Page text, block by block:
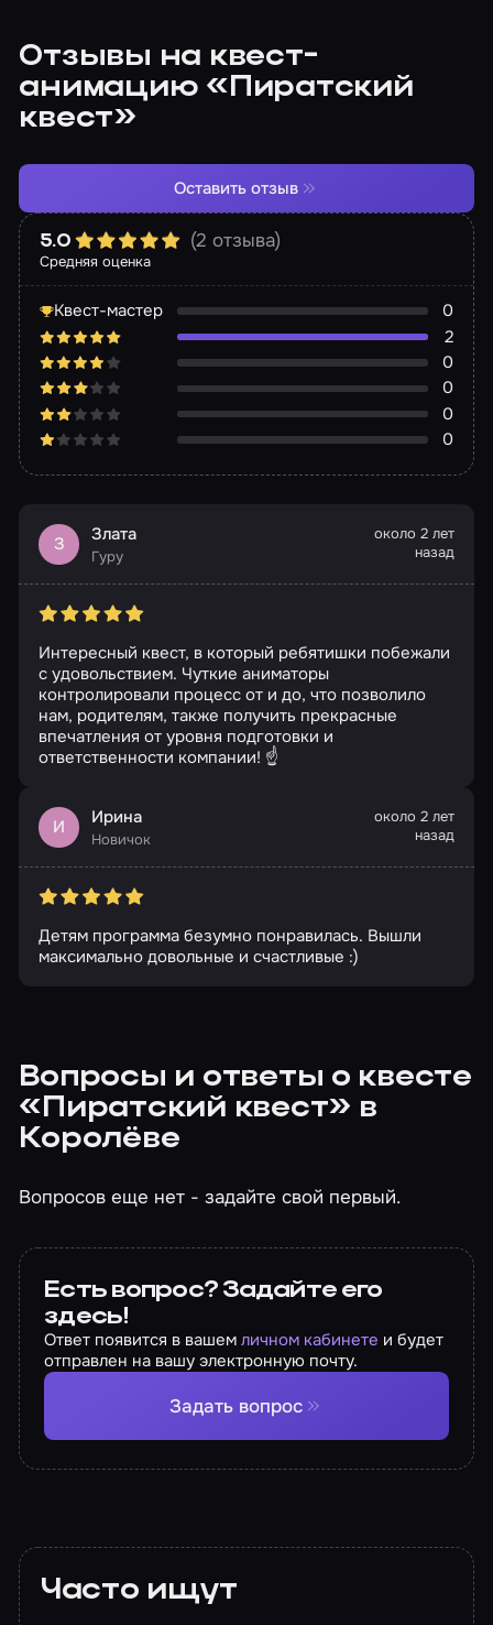
Отзывы на квест-
анимацию «Пиратский
квест»
Средняя оценка
5.0 (2 отзыва)
Квест-мастер
0
2
0
0
0
0
Оставить отзыв
З Злата
Гуру
около 2 лет
назад
Интересный квест, в который ребятишки побежали
с удовольствием. Чуткие аниматоры
контролировали процесс от и до, что позволило
нам, родителям, также получить прекрасные
впечатления от уровня подготовки и
ответственности компании! ☝
И Ирина
Новичок
около 2 лет
назад
Детям программа безумно понравилась. Вышли
максимально довольные и счастливые :)
Вопросы и ответы о квесте
«Пиратский квест» в
Королёве
Вопросов еще нет - задайте свой первый.
Есть вопрос? Задайте его
здесь!
Ответ появится в вашемличном кабинете и будет
отправлен на вашу электронную почту.
Задать вопрос
Часто ищут